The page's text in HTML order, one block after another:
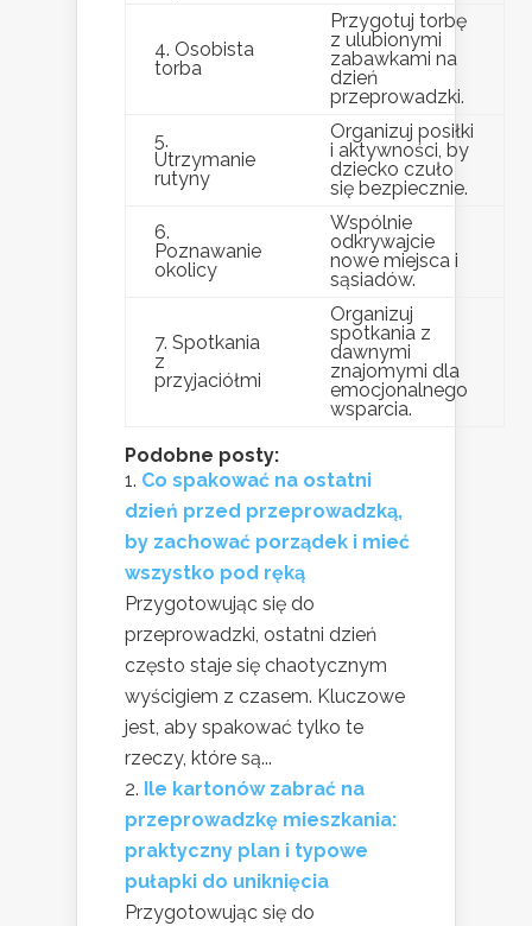
4. Osobista
torba
Przygotuj torbę
z ulubionymi
zabawkami na
dzień
przeprowadzki.
5.
Utrzymanie
rutyny
Organizuj posiłki
i aktywności, by
dziecko czuło
się bezpiecznie.
6.
Poznawanie
okolicy
Wspólnie
odkrywajcie
nowe miejsca i
sąsiadów.
7. Spotkania
z
przyjaciółmi
Organizuj
spotkania z
dawnymi
znajomymi dla
emocjonalnego
wsparcia.
Podobne posty:
Co spakować na ostatni
dzień przed przeprowadzką,
by zachować porządek i mieć
wszystko pod ręką
Przygotowując się do
przeprowadzki, ostatni dzień
często staje się chaotycznym
wyścigiem z czasem. Kluczowe
jest, aby spakować tylko te
rzeczy, które są...
Ile kartonów zabrać na
przeprowadzkę mieszkania:
praktyczny plan i typowe
pułapki do uniknięcia
Przygotowując się do